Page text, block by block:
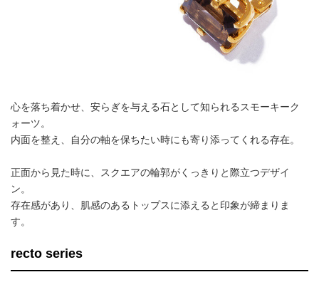
心を落ち着かせ、安らぎを与える石として知られるスモーキーク
ォーツ。
内面を整え、自分の軸を保ちたい時にも寄り添ってくれる存在。
正面から見た時に、スクエアの輪郭がくっきりと際立つデザイ
ン。
存在感があり、肌感のあるトップスに添えると印象が締まりま
す。
recto series